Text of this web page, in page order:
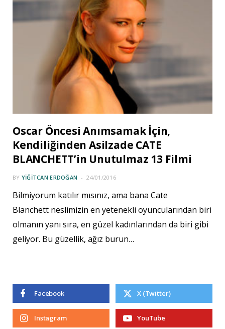
Oscar Öncesi Anımsamak İçin,
Kendiliğinden Asilzade CATE
BLANCHETT’in Unutulmaz 13 Filmi
BY YIĞITCAN ERDOĞAN 24/01/2016
Bilmiyorum katılır mısınız, ama bana Cate
Blanchett neslimizin en yetenekli oyuncularından biri
olmanın yanı sıra, en güzel kadınlarından da biri gibi
geliyor. Bu güzellik, ağız burun…
Facebook X (Twitter)
Instagram YouTube